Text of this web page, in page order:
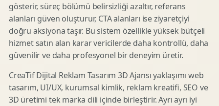
gösterir, süreç bölümü belirsizliği azaltır, referans
alanları güven oluşturur, CTA alanları ise ziyaretçiyi
doğru aksiyona taşır. Bu sistem özellikle yüksek bütçeli
hizmet satın alan karar vericilerde daha kontrollü, daha
güvenilir ve daha profesyonel bir deneyim üretir.
CreaTif Dijital Reklam Tasarım 3D Ajansı yaklaşımı web
tasarım, UI/UX, kurumsal kimlik, reklam kreatifi, SEO ve
3D üretimi tek marka dili içinde birleştirir. Ayrı ayrı iyi